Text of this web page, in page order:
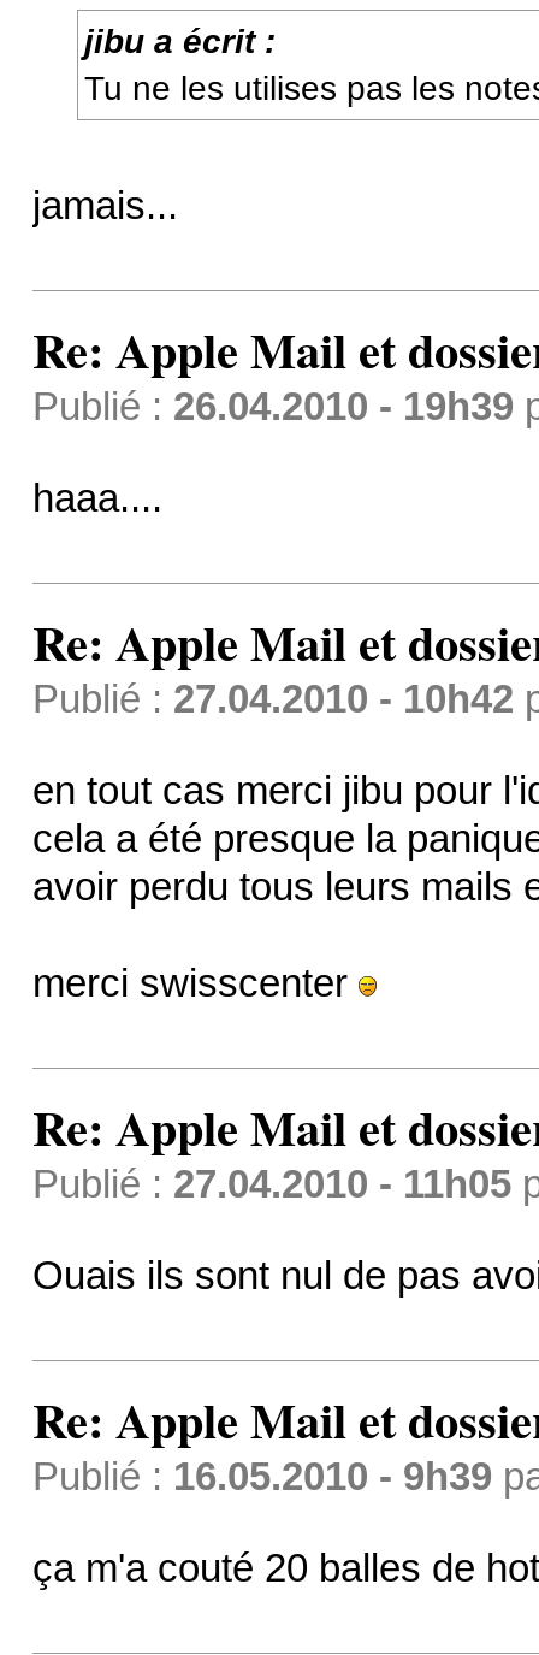
jibu a écrit :
Tu ne les utilises pas les
jamais...
Re: Apple Mail et
Publié : 26.04.2010 - 19h39
haaa....
Re: Apple Mail et
Publié : 27.04.2010 - 10h42
en tout cas merci jibu pour
cela a été presque la
avoir perdu tous leurs mails
merci swisscenter
Re: Apple Mail et
Publié : 27.04.2010 - 11h05
Ouais ils sont nul de pas
Re: Apple Mail et
Publié : 16.05.2010 - 9h39
ça m'a couté 20 balles de